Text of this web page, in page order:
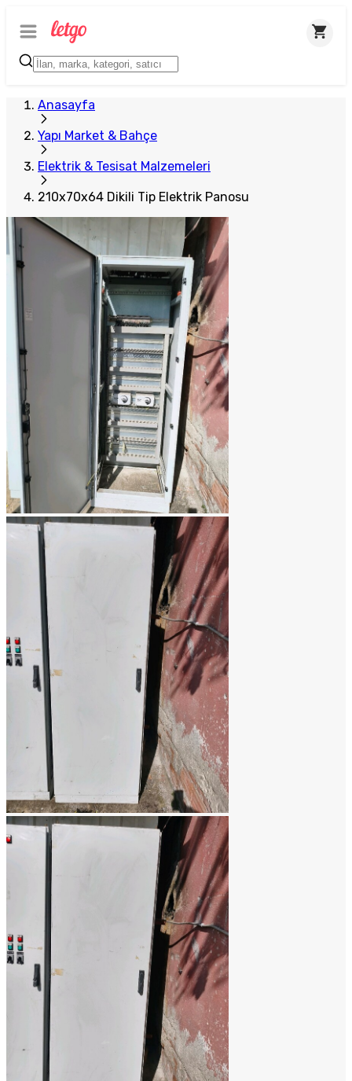
Anasayfa
Yapı Market & Bahçe
Elektrik & Tesisat Malzemeleri
210x70x64 Dikili Tip Elektrik Panosu
Plus Satıcı